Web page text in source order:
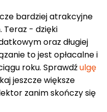
bardziej atrakcyjne
Teraz - dzięki
oraz długiej
to jest opłacalne i
roku. Sprawdźulgę
jeszcze większe
zanim skończy się